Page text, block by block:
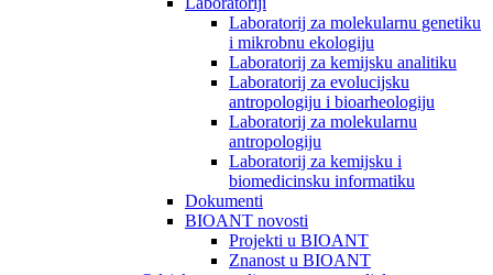
Laboratorij za molekularnu genetiku
i mikrobnu ekologiju
Laboratorij za kemijsku analitiku
Laboratorij za evolucijsku
antropologiju i bioarheologiju
Laboratorij za molekularnu
antropologiju
Laboratorij za kemijsku i
biomedicinsku informatiku
Dokumenti
BIOANT novosti
Projekti u BIOANT
Znanost u BIOANT